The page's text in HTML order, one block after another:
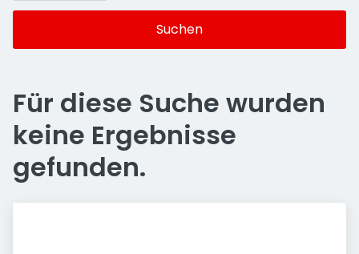
Suchen
Für diese Suche wurden
keine Ergebnisse
gefunden.